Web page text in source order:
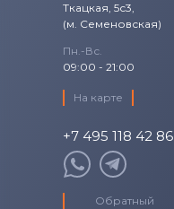
Ткацкая, 5с3,
(м. Семеновская)
Пн.-Вс.
09:00 - 21:00
На карте
+7 495 118 42 86
Обратный